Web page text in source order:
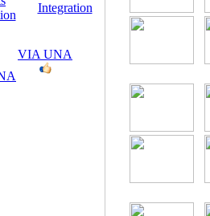
Integration
VIA UNA